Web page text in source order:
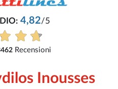
Inousses